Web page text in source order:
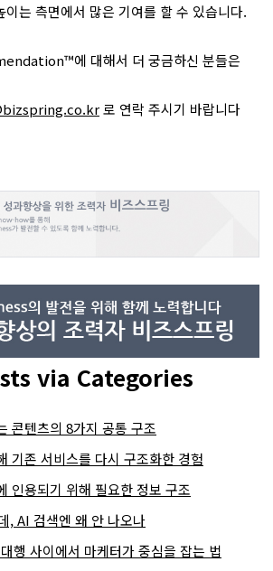
이는 측면에서 많은 기여를 할 수 있습니다.
에 대해서 더 궁금하신 분들은
로 연락 주시기 바랍니다
via Categories
콘텐츠의 8가지 공통 구조
기존 서비스를 다시 구조화한 경험
인용되기 위해 필요한 정보 구조
, AI 검색엔 왜 안 나오나
행 사이에서 마케터가 중심을 잡는 법